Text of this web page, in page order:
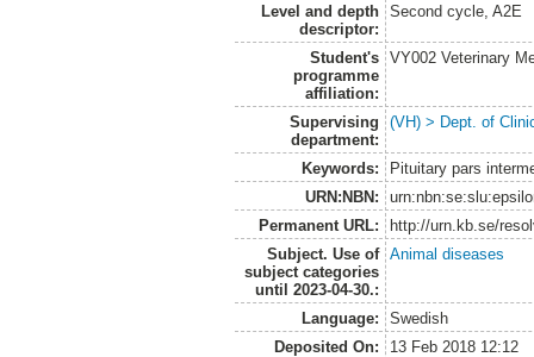
Level and depth
descriptor:
Second cycle, A2E
Student's
programme
affiliation:
VY002 Veterinary
Supervising
department:
(VH) > Dept. of
Keywords:
Pituitary pars
URN:NBN:
Permanent URL:
http://urn.kb.se/
Subject. Use of
subject categories
until 2023-04-30.:
Animal diseases
Language:
Swedish
Deposited On:
13 Feb 2018 12:12